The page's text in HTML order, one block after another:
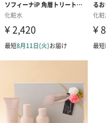
も1日遅くなります。